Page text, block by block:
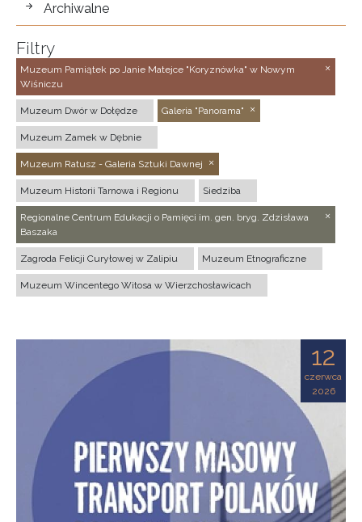
Archiwalne
Filtry
Muzeum Pamiątek po Janie Matejce "Koryznówka" w Nowym
Wiśniczu
Muzeum Dwór w Dołędze Galeria "Panorama"
Muzeum Zamek w Dębnie
Muzeum Ratusz - Galeria Sztuki Dawnej
Muzeum Historii Tarnowa i Regionu Siedziba
Regionalne Centrum Edukacji o Pamięci im. gen. bryg. Zdzisława
Baszaka
Zagroda Felicji Curyłowej w Zalipiu Muzeum Etnograficzne
Muzeum Wincentego Witosa w Wierzchosławicach
12
czerwca
2026